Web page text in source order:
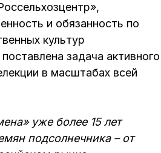
и обязанность по
культур
задача активного
в масштабах всей
уже более 15 лет
подсолнечника – от